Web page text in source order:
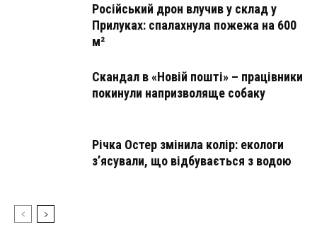
Російський дрон влучив у склад у
Прилуках: спалахнула пожежа на 600
м²
Скандал в «Новій пошті» – працівники
покинули напризволяще собаку
Річка Остер змінила колір: екологи
з’ясували, що відбувається з водою